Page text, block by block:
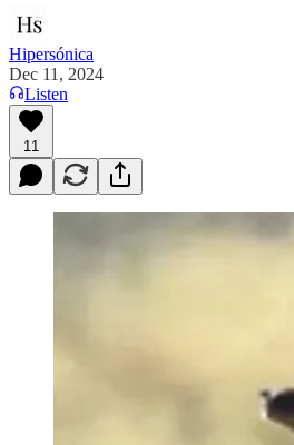
Hipersónica
Dec 11, 2024
Listen
11